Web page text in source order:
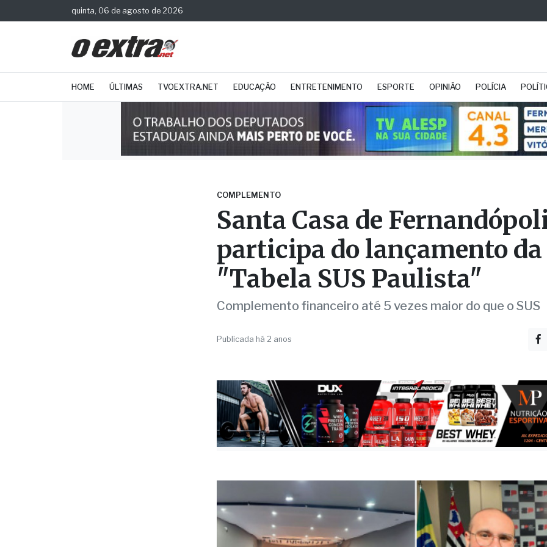
quinta, 06 de agosto de 2026
HOME ÚLTIMAS TVOEXTRA.NET EDUCAÇÃO ENTRETENIMENTO ESPORTE OPINIÃO POLÍCIA
COMPLEMENTO
Santa Casa de
participa do lançamento da
Complemento financeiro até 5 vezes maior do que o SUS
Publicada há 2 anos